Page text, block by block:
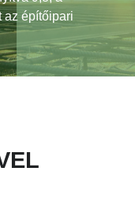
az építőipari